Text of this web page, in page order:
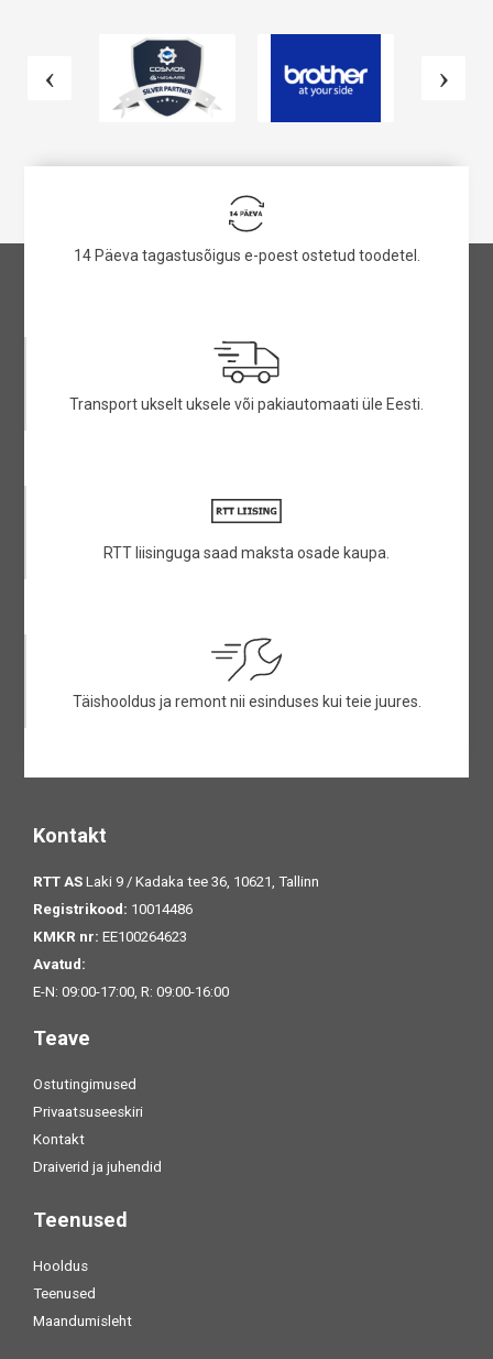
14 Päeva tagastusõigus e-poest ostetud toodetel.
Transport ukselt uksele või pakiautomaati üle Eesti.
RTT liisinguga saad maksta osade kaupa.
Täishooldus ja remont nii esinduses kui teie juures.
Kontakt
RTT AS Laki 9 / Kadaka tee 36, 10621, Tallinn
Registrikood: 10014486
KMKR nr: EE100264623
Avatud:
E-N: 09:00-17:00, R: 09:00-16:00
Teave
Ostutingimused
Privaatsuseeskiri
Kontakt
Draiverid ja juhendid
Teenused
Hooldus
Teenused
Maandumisleht